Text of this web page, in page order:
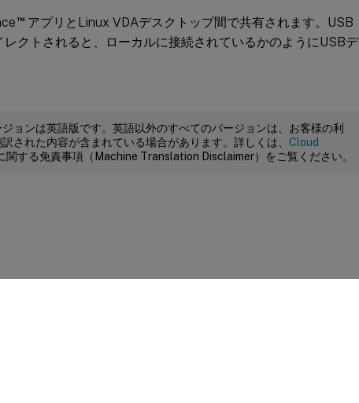
™アプリとLinux VDAデスクトップ間で共有されます。USB
クトされると、ローカルに接続されているかのようにUSBデ
ョンは英語版です。英語以外のすべてのバージョンは、お客様の利
された内容が含まれている場合があります。詳しくは、 Cloud
関する免責事項（Machine Translation Disclaimer）をご覧ください。